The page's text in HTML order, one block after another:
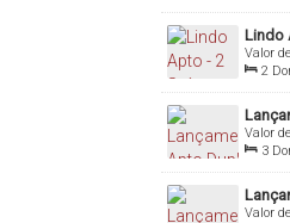
215.00
Útil:
Lindo
93m²
Valor
2
,
1
Vaga(s)
Brava
Valor
3
181.00
Útil:
Lazer
Valor